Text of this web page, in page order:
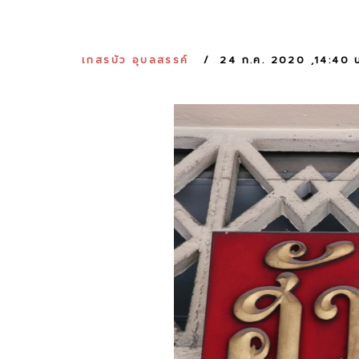
เกสรบัว อุบลสรรค์ 24 ก.ค. 2020 ,14:40